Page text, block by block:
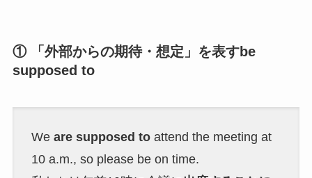
① 「外部からの期待・想定」を表すbe
supposed to
We are supposed toattend the meeting at
10 a.m., so please be on time.